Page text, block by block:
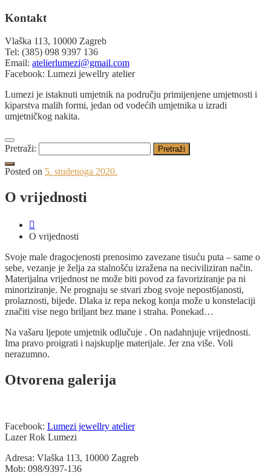
Kontakt
Vlaška 113, 10000 Zagreb
Tel: (385) 098 9397 136
Email: atelierlumezi@gmail.com
Facebook: Lumezi jewellry atelier
Lumezi je istaknuti umjetnik na području primijenjene umjetnosti i
kiparstva malih formi, jedan od vodećih umjetnika u izradi
umjetničkog nakita.
Pretraži:
Posted on 5. studenoga 2020.
O vrijednosti
O vrijednosti
Svoje male dragocjenosti prenosimo zavezane tisuću puta – same o
sebe, vezanje je želja za stalnošću izražena na neciviliziran način.
Materijalna vrijednost ne može biti povod za favoriziranje pa ni
minoriziranje. Ne prognaju se stvari zbog svoje nepost6janosti,
prolaznosti, bijede. Dlaka iz repa nekog konja može u konstelaciji
značiti vise nego briljant bez mane i straha. Ponekad…
Na vašaru ljepote umjetnik odlučuje . On nadahnjuje vrijednosti.
Ima pravo proigrati i najskuplje materijale. Jer zna više. Voli
nerazumno.
Otvorena galerija
Facebook: Lumezi jewellry atelier
Lazer Rok Lumezi
Adresa: Vlaška 113, 10000 Zagreb
Mob: 098/9397-136